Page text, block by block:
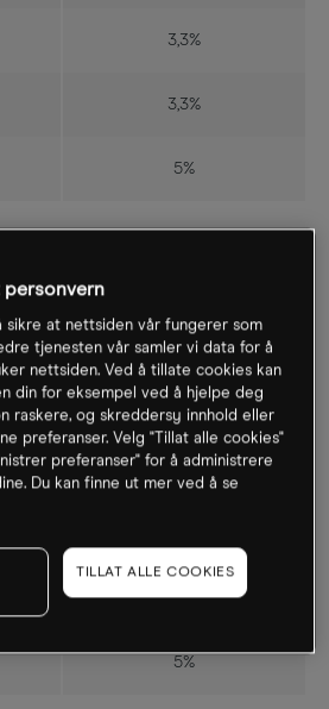
3,3%
3,3%
5%
Indekser
Marginkrav
5%
5%
5%
sikre at nettsiden vår fungerer som
tjenesten vår samler vi data for å
nettsiden. Ved å tillate cookies kan
din for eksempel ved å hjelpe deg
raskere, og skreddersy innhold eller
preferanser. Velg "Tillat alle cookies"
preferanser" for å administrere
Du kan finne ut mer ved å se
TILLAT ALLE COOKIES